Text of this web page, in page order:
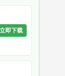
立即下载